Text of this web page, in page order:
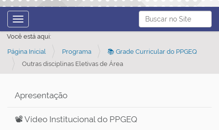
Busca
Busca Avançada…
Toggle navigation
Você está aqui:
Página Inicial Programa
📚 Grade Curricular do PPGEQ
Outras disciplinas Eletivas de Área
Apresentação
📽️ Vídeo Institucional do PPGEQ